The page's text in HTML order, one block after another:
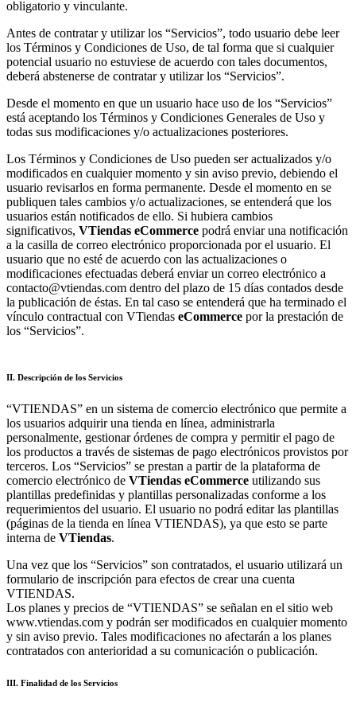
obligatorio y vinculante.
Antes de contratar y utilizar los “Servicios”, todo usuario debe leer
los Términos y Condiciones de Uso, de tal forma que si cualquier
potencial usuario no estuviese de acuerdo con tales documentos,
deberá abstenerse de contratar y utilizar los “Servicios”.
Desde el momento en que un usuario hace uso de los “Servicios”
está aceptando los Términos y Condiciones Generales de Uso y
todas sus modificaciones y/o actualizaciones posteriores.
Los Términos y Condiciones de Uso pueden ser actualizados y/o
modificados en cualquier momento y sin aviso previo, debiendo el
usuario revisarlos en forma permanente. Desde el momento en se
publiquen tales cambios y/o actualizaciones, se entenderá que los
usuarios están notificados de ello. Si hubiera cambios
significativos, VTiendas eCommerce podrá enviar una notificación
a la casilla de correo electrónico proporcionada por el usuario. El
usuario que no esté de acuerdo con las actualizaciones o
modificaciones efectuadas deberá enviar un correo electrónico a
contacto@vtiendas.com dentro del plazo de 15 días contados desde
la publicación de éstas. En tal caso se entenderá que ha terminado el
vínculo contractual con VTiendas eCommerce por la prestación de
los “Servicios”.
II. Descripción de los Servicios
“VTIENDAS” en un sistema de comercio electrónico que permite a
los usuarios adquirir una tienda en línea, administrarla
personalmente, gestionar órdenes de compra y permitir el pago de
los productos a través de sistemas de pago electrónicos provistos por
terceros. Los “Servicios” se prestan a partir de la plataforma de
comercio electrónico de VTiendas eCommerce utilizando sus
plantillas predefinidas y plantillas personalizadas conforme a los
requerimientos del usuario. El usuario no podrá editar las plantillas
(páginas de la tienda en línea VTIENDAS), ya que esto se parte
interna de VTiendas.
Una vez que los “Servicios” son contratados, el usuario utilizará un
formulario de inscripción para efectos de crear una cuenta
VTIENDAS.
Los planes y precios de “VTIENDAS” se señalan en el sitio web
www.vtiendas.com y podrán ser modificados en cualquier momento
y sin aviso previo. Tales modificaciones no afectarán a los planes
contratados con anterioridad a su comunicación o publicación.
III. Finalidad de los Servicios